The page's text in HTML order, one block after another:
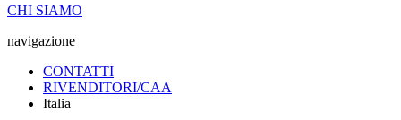
CHI SIAMO
navigazione
CONTATTI
RIVENDITORI/CAA
Italia